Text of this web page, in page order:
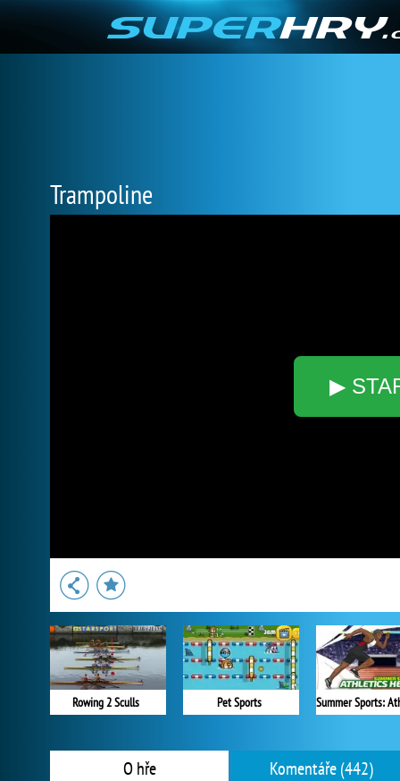
Trampoline
▶
Rowing 2 Sculls Pet Sports
O hře Komentáře (442)